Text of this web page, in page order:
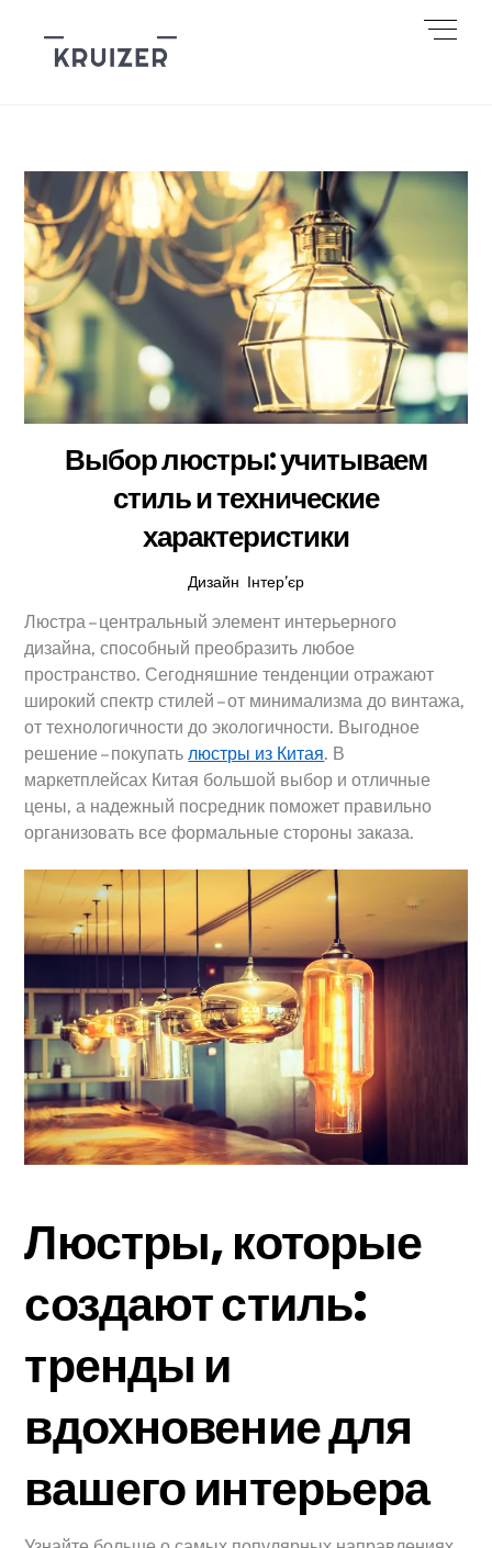
content
Выбор люстры: учитываем
стиль и технические
характеристики
Дизайн Інтер’єр
Люстра – центральный элемент интерьерного
дизайна, способный преобразить любое
пространство. Сегодняшние тенденции отражают
широкий спектр стилей – от минимализма до винтажа,
от технологичности до экологичности. Выгодное
решение – покупатьлюстры из Китая. В
маркетплейсах Китая большой выбор и отличные
цены, а надежный посредник поможет правильно
организовать все формальные стороны заказа.
Люстры, которые
создают стиль:
тренды и
вдохновение для
вашего интерьера